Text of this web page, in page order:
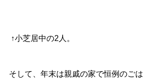
↑小芝居中の2人。
そして、年末は親戚の家で恒例のごは